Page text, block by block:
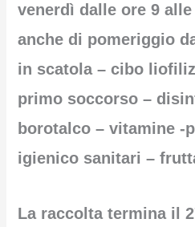
venerdì dalle ore 9
anche di pomeriggio
in scatola – cibo
primo soccorso –
borotalco – vitamine -
igienico sanitari –
La raccolta termina il